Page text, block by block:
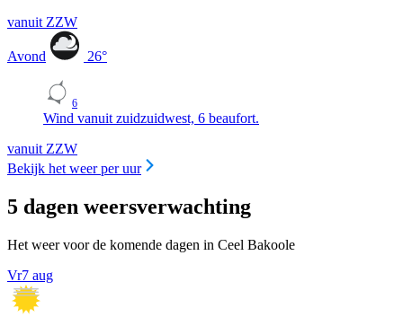
vanuit ZZW
Avond 26°
6
Wind vanuit zuidzuidwest, 6 beaufort.
vanuit ZZW
Bekijk het weer per uur
5 dagen weersverwachting
Het weer voor de komende dagen in Ceel Bakoole
Vr7 aug